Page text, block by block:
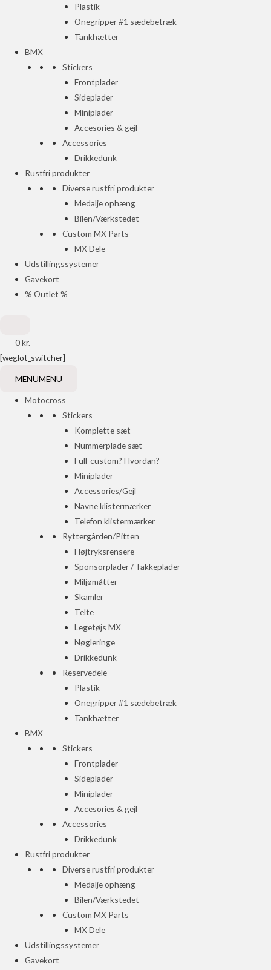
Plastik
Onegripper #1 sædebetræk
Tankhætter
BMX
Stickers
Frontplader
Sideplader
Miniplader
Accesories & gejl
Accessories
Drikkedunk
Rustfri produkter
Diverse rustfri produkter
Medalje ophæng
Bilen/Værkstedet
Custom MX Parts
MX Dele
Udstillingssystemer
Gavekort
% Outlet %
0kr.
[weglot_switcher]
MENUMENU
Motocross
Stickers
Komplette sæt
Nummerplade sæt
Full-custom? Hvordan?
Miniplader
Accessories/Gejl
Navne klistermærker
Telefon klistermærker
Ryttergården/Pitten
Højtryksrensere
Sponsorplader / Takkeplader
Miljømåtter
Skamler
Telte
Legetøjs MX
Nøgleringe
Drikkedunk
Reservedele
Plastik
Onegripper #1 sædebetræk
Tankhætter
BMX
Stickers
Frontplader
Sideplader
Miniplader
Accesories & gejl
Accessories
Drikkedunk
Rustfri produkter
Diverse rustfri produkter
Medalje ophæng
Bilen/Værkstedet
Custom MX Parts
MX Dele
Udstillingssystemer
Gavekort